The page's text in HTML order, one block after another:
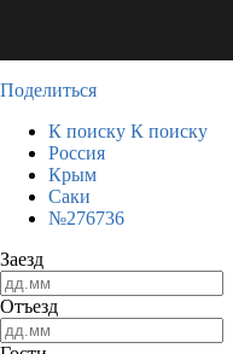
Поделиться
К поиску К поиску
Россия
Крым
Саки
№276736
Заезд
Отъезд